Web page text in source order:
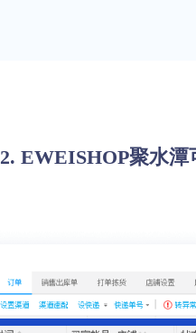
2. EWEISHOP聚水